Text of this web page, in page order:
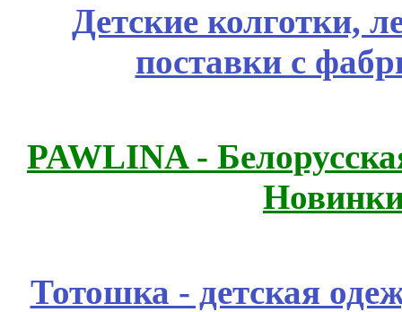
Детские колготки,
поставки с
PAWLINA -
Тотошка - детская